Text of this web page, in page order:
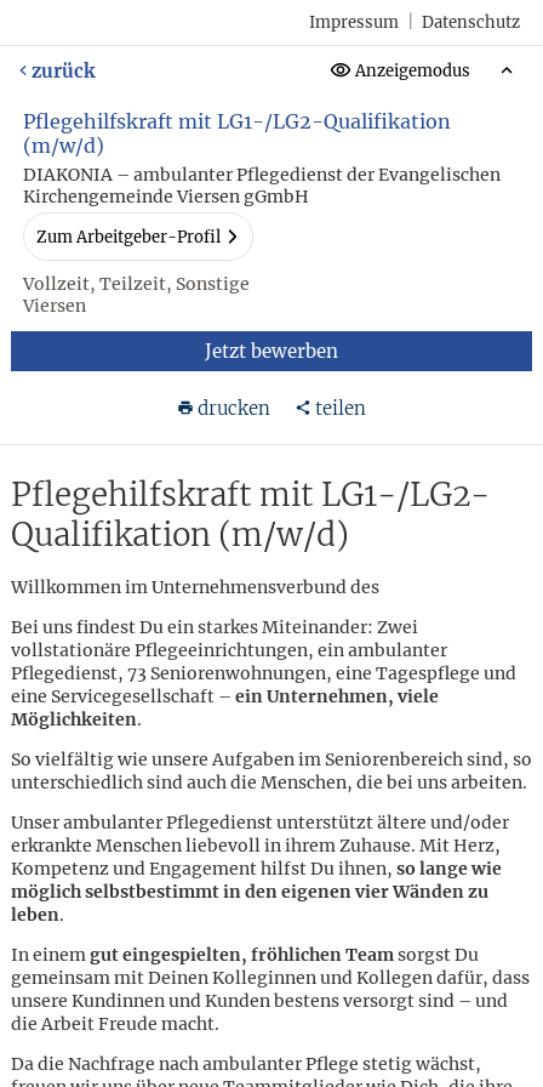
Impressum Datenschutz
zurück Anzeigemodus
Pflegehilfskraft mit LG1-/LG2-Qualifikation
(m/w/d)
DIAKONIA – ambulanter Pflegedienst der Evangelischen
Kirchengemeinde Viersen gGmbH
Zum Arbeitgeber-Profil
Vollzeit, Teilzeit, Sonstige
Viersen
Jetzt bewerben
drucken teilen
Pflegehilfskraft mit LG1-/LG2-
Qualifikation (m/w/d)
Willkommen im Unternehmensverbund des
Bei uns findest Du ein starkes Miteinander: Zwei
vollstationäre Pflegeeinrichtungen, ein ambulanter
Pflegedienst, 73 Seniorenwohnungen, eine Tagespflege und
eine Servicegesellschaft – ein Unternehmen, viele
Möglichkeiten.
So vielfältig wie unsere Aufgaben im Seniorenbereich sind, so
unterschiedlich sind auch die Menschen, die bei uns arbeiten.
Unser ambulanter Pflegedienst unterstützt ältere und/oder
erkrankte Menschen liebevoll in ihrem Zuhause. Mit Herz,
Kompetenz und Engagement hilfst Du ihnen, so lange wie
möglich selbstbestimmt in den eigenen vier Wänden zu
leben.
In einemgut eingespielten, fröhlichen Teamsorgst Du
gemeinsam mit Deinen Kolleginnen und Kollegen dafür, dass
unsere Kundinnen und Kunden bestens versorgt sind – und
die Arbeit Freude macht.
Da die Nachfrage nach ambulanter Pflege stetig wächst,